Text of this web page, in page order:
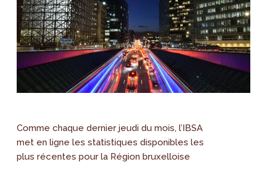
Comme chaque dernier jeudi du mois, l’IBSA
met en ligne les statistiques disponibles les
plus récentes pour la Région bruxelloise